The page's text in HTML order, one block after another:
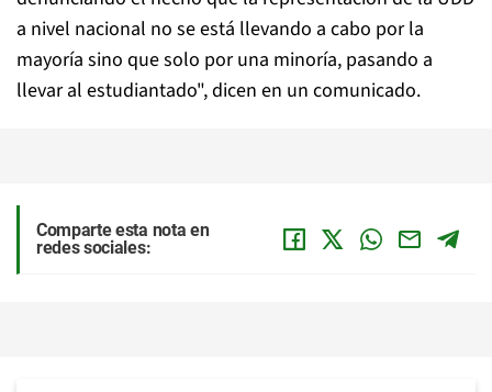
a nivel nacional no se está llevando a cabo por la
mayoría sino que solo por una minoría, pasando a
llevar al estudiantado", dicen en un comunicado.
Comparte esta nota en
redes sociales: